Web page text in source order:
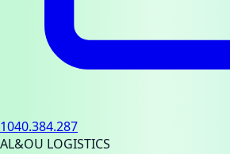
1040.384.287
AL&OU LOGISTICS